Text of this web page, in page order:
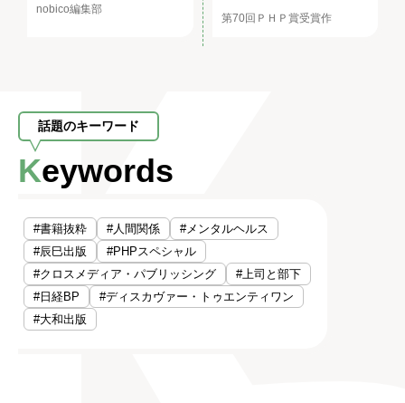
nobico編集部
第70回ＰＨＰ賞受賞作
話題のキーワード
Keywords
#書籍抜粋 #人間関係
#メンタルヘルス
#辰巳出版
#PHPスペシャル
#クロスメディア・パブリッシング
#上司と部下
#日経BP
#ディスカヴァー・トゥエンティワン
#大和出版